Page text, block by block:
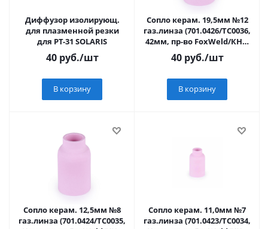
Диффузор изолирующ.
для плазменной резки
для PT-31 SOLARIS
40руб./шт
В корзину
Сопло керам. 19,5мм №12
газ.линза (701.0426/ТС0036,
42мм, пр-во FoxWeld/КНР)
Varteg
40руб./шт
В корзину
Сопло керам. 12,5мм №8
газ.линза (701.0424/ТС0035,
Сопло керам. 11,0мм №7
газ.линза (701.0423/ТС0034,